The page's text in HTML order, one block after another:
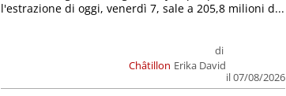
Châtillon
di
Erika David
il 07/08/2026
l'estrazione di oggi, venerdì 7, sale a 205,8 milioni d...